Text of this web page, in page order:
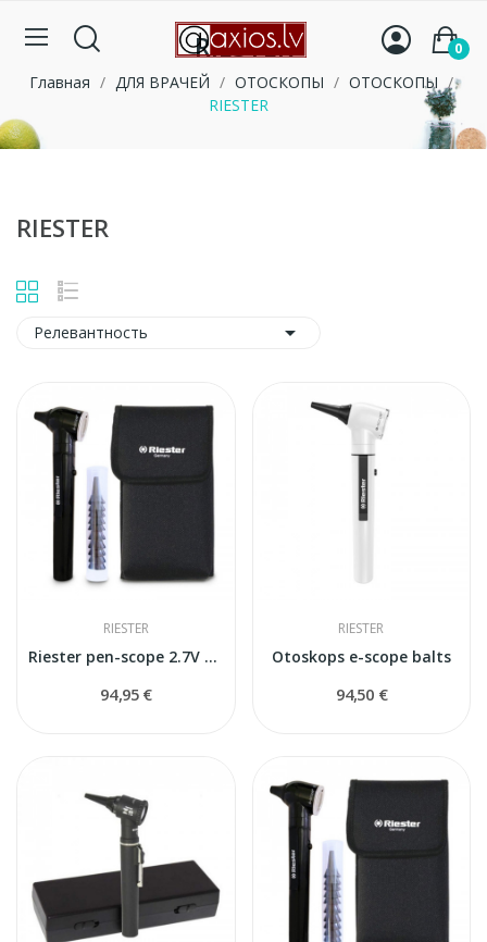
0
RIESTER
Главная ДЛЯ ВРАЧЕЙ ОТОСКОПЫ
ОТОСКОПЫ
RIESTER
RIESTER
Релевантность 
RIESTER
Riester pen-scope 2.7V Otoskops
94,95 €
RIESTER
Otoskops e-scope balts
94,50 €